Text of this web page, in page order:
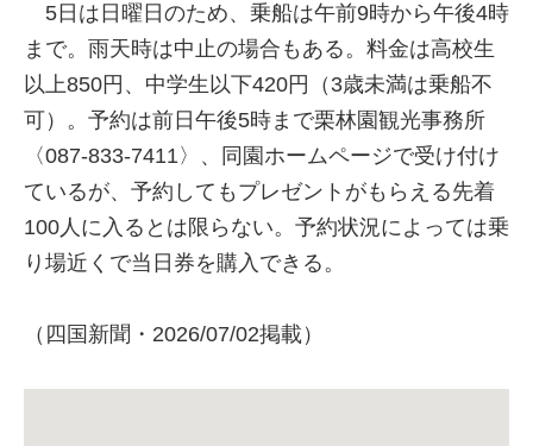
5日は日曜日のため、乗船は午前9時から午後4時
まで。雨天時は中止の場合もある。料金は高校生
以上850円、中学生以下420円（3歳未満は乗船不
可）。予約は前日午後5時まで栗林園観光事務所
〈087-833-7411〉、同園ホームページで受け付け
ているが、予約してもプレゼントがもらえる先着
100人に入るとは限らない。予約状況によっては乗
り場近くで当日券を購入できる。
（四国新聞・2026/07/02掲載）